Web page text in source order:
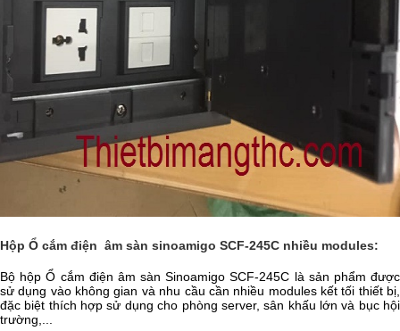
Hộp Ổ cắm điện âm sàn sinoamigo SCF-245C nhiều modules:
Bộ hộp Ổ cắm điện âm sàn Sinoamigo SCF-245C là sản phẩm được
sử dụng vào không gian và nhu cầu cần nhiều modules kết tối thiết bị,
đặc biệt thích hợp sử dụng cho phòng server, sân khấu lớn và bục hội
trường,...